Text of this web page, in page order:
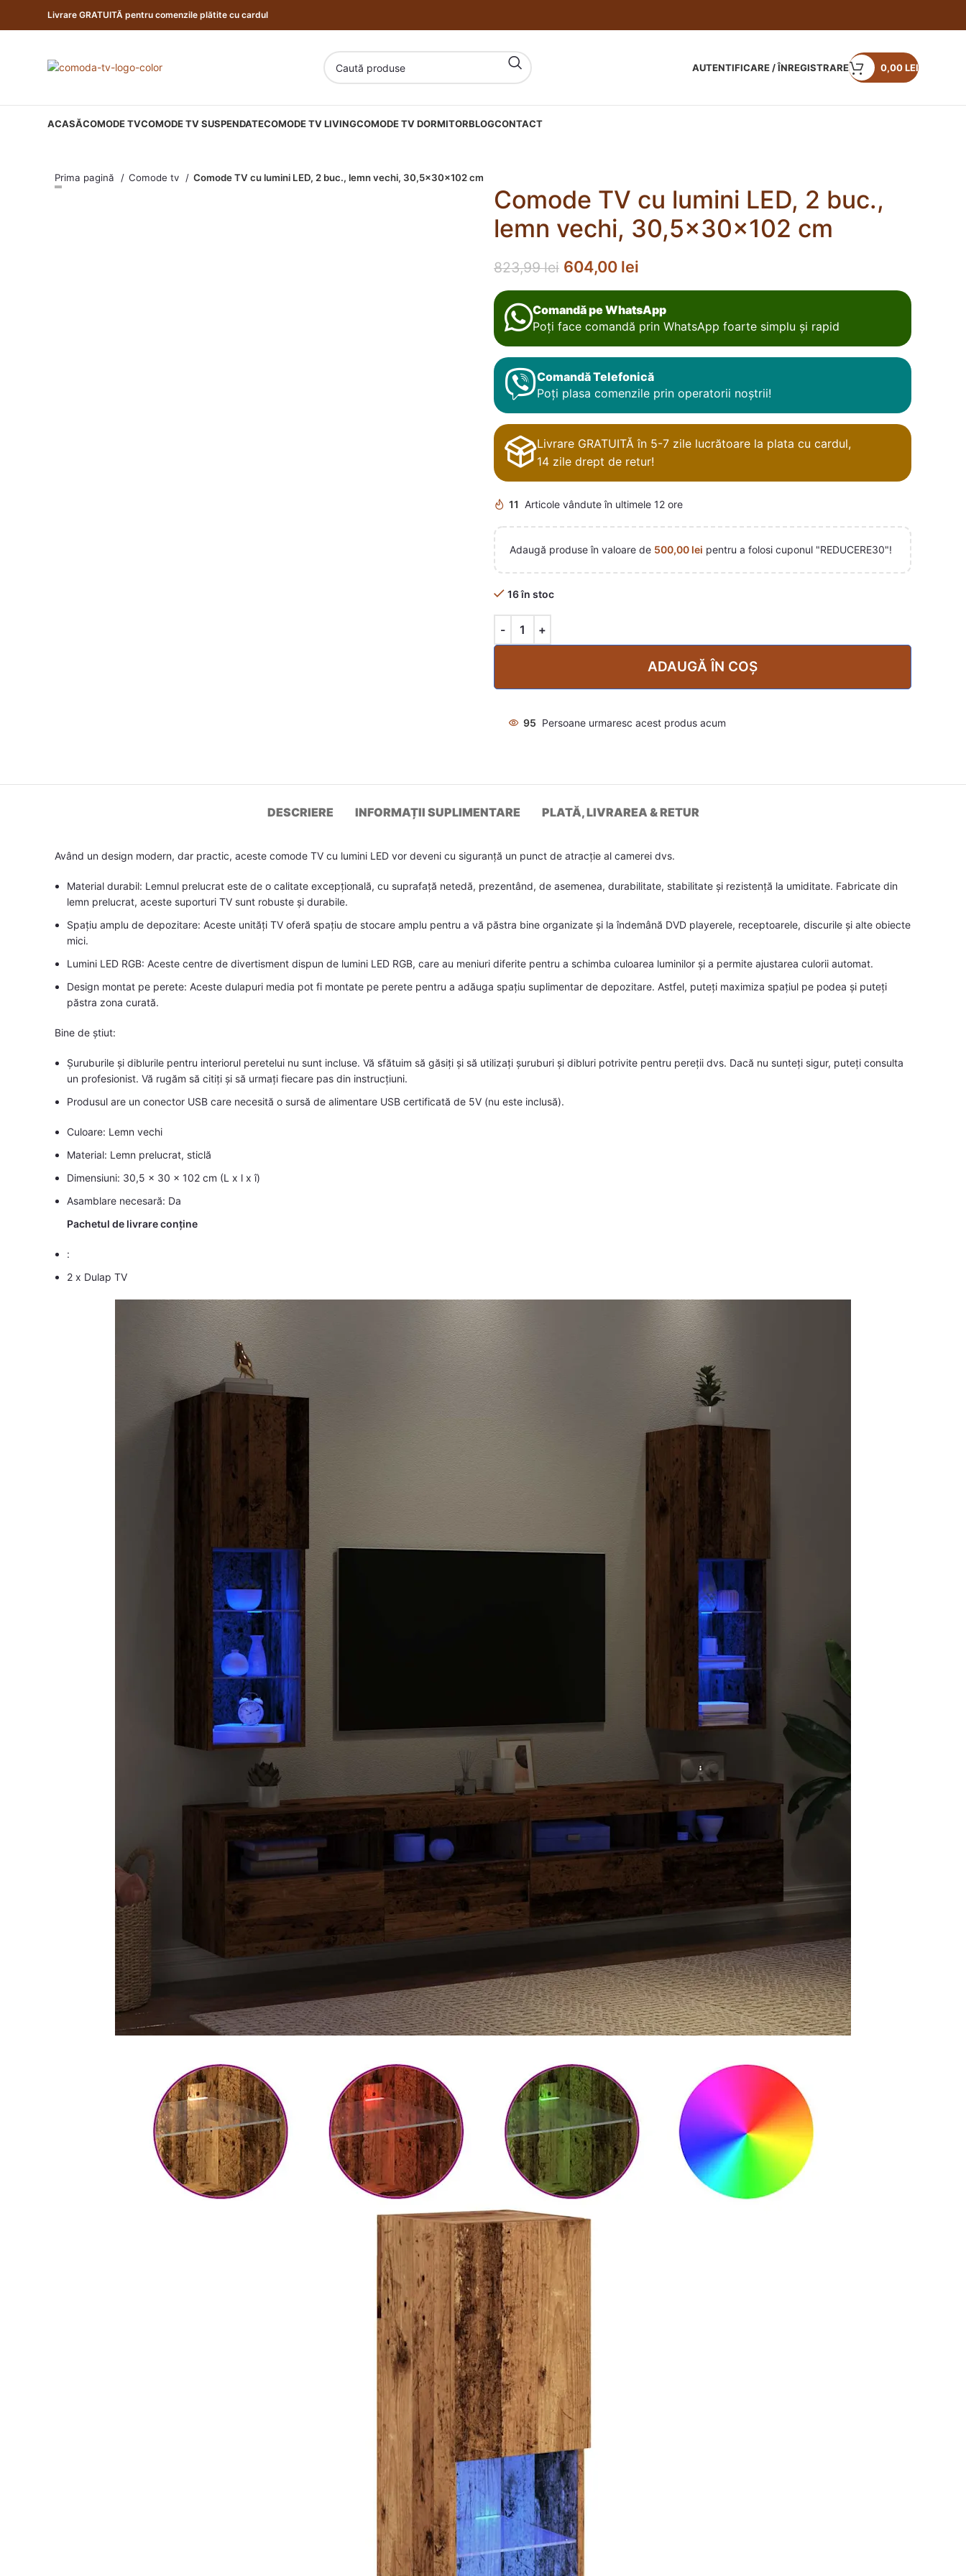
Livrare GRATUITĂ pentru comenzile plătite cu cardul
AUTENTIFICARE / ÎNREGISTRARE 0,00LEI
ACASĂCOMODE TVCOMODE TV SUSPENDATECOMODE TV LIVINGCOMODE TV DORMITORBLOGCONTACT
Prima pagină Comode tv Comode TV cu lumini LED, 2 buc., lemn vechi, 30,5x30x102 cm
Comode TV cu lumini LED, 2 buc.,
lemn vechi, 30,5x30x102 cm
823,99lei 604,00 lei
Comandă pe WhatsApp
Poți face comandă prin WhatsApp foarte simplu și rapid
Comandă Telefonică
Poți plasa comenzile prin operatorii noștrii!
Livrare GRATUITĂ în 5-7 zile lucrătoare la plata cu cardul,
14 zile drept de retur!
11 Articole vândute în ultimele 12 ore
Adaugă produse în valoare de 500,00 lei pentru a folosi cuponul "REDUCERE30"!
16 în stoc
ADAUGĂ ÎN COȘ
95 Persoane urmaresc acest produs acum
DESCRIERE INFORMAȚII SUPLIMENTARE PLATĂ, LIVRAREA & RETUR
Având un design modern, dar practic, aceste comode TV cu lumini LED vor deveni cu siguranță un punct de atracție al camerei dvs.
Material durabil: Lemnul prelucrat este de o calitate excepțională, cu suprafață netedă, prezentând, de asemenea, durabilitate, stabilitate și rezistență la umiditate. Fabricate din
lemn prelucrat, aceste suporturi TV sunt robuste și durabile.
Spațiu amplu de depozitare: Aceste unități TV oferă spațiu de stocare amplu pentru a vă păstra bine organizate și la îndemână DVD playerele, receptoarele, discurile și alte obiecte
mici.
Lumini LED RGB: Aceste centre de divertisment dispun de lumini LED RGB, care au meniuri diferite pentru a schimba culoarea luminilor și a permite ajustarea culorii automat.
Design montat pe perete: Aceste dulapuri media pot fi montate pe perete pentru a adăuga spațiu suplimentar de depozitare. Astfel, puteți maximiza spațiul pe podea și puteți
păstra zona curată.
Bine de știut:
Șuruburile și diblurile pentru interiorul peretelui nu sunt incluse. Vă sfătuim să găsiți și să utilizați șuruburi și dibluri potrivite pentru pereții dvs. Dacă nu sunteți sigur, puteți consulta
un profesionist. Vă rugăm să citiți și să urmați fiecare pas din instrucțiuni.
Produsul are un conector USB care necesită o sursă de alimentare USB certificată de 5V (nu este inclusă).
Culoare: Lemn vechi
Material: Lemn prelucrat, sticlă
Dimensiuni: 30,5 x 30 x 102 cm (L x l x î)
Asamblare necesară: Da
Pachetul de livrare conține
:
2 x Dulap TV